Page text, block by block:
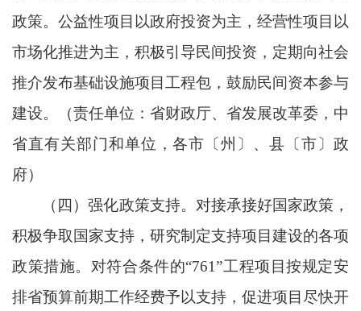
政策。公益性项目以政府投资为主，经营性项目以
市场化推进为主，积极引导民间投资，定期向社会
推介发布基础设施项目工程包，鼓励民间资本参与
建设。（责任单位：省财政厅、省发展改革委，中
省直有关部门和单位，各市〔州〕、县〔市〕政
府）
（四）强化政策支持。对接承接好国家政策，
积极争取国家支持，研究制定支持项目建设的各项
政策措施。对符合条件的“761”工程项目按规定安
排省预算前期工作经费予以支持，促进项目尽快开